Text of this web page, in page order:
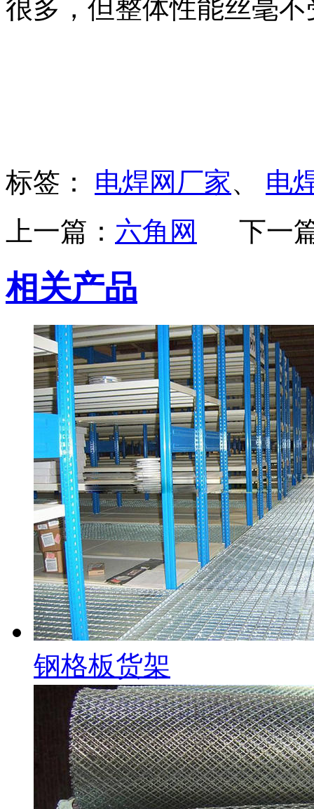
很多，但整体性能丝毫
标签： 电焊网厂家、 电
上一篇： 六角网 下一
相关产品
钢格板货架